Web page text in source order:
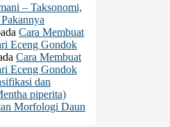
– Taksonomi,
Cara Membuat
Eceng Gondok
Cara Membuat
Eceng Gondok
dan
piperita)
Morfologi Daun